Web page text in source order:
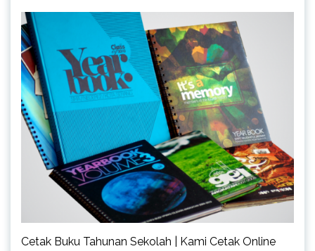
Cetak Buku Tahunan Sekolah | Kami Cetak Online